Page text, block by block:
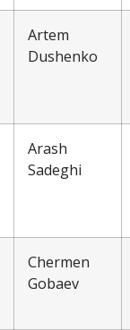
Artem
Dushenko
Arash
Sadeghi
Chermen
Gobaev